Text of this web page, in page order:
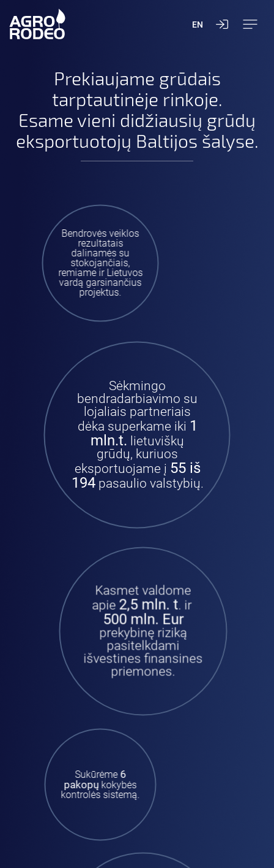
EN
Prekiaujame grūdais
tarptautinėje rinkoje.
Esame vieni didžiausių grūdų
eksportuotojų Baltijos šalyse.
Bendrovės veiklos
rezultatais
dalinamės su
stokojančiais,
remiame ir Lietuvos
vardą garsinančius
projektus.
Sėkmingo
bendradarbiavimo su
lojaliais partneriais
dėka superkame iki 1
mln.t. lietuviškų
grūdų, kuriuos
eksportuojame į 55 iš
194pasaulio valstybių.
Kasmet valdome
apie 2,5 mln. t. ir
500 mln. Eur
prekybinę riziką
pasitelkdami
išvestines finansines
priemones.
Sukūrėme 6
pakopųkokybės
kontrolės sistemą.